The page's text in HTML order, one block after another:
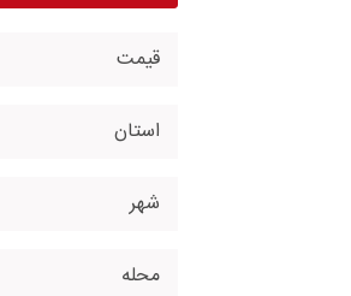
قیمت
استان
شهر
محله